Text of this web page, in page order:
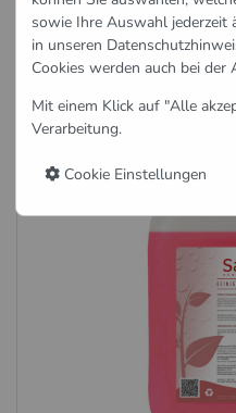
Zurück zu "Sanitärreiniger"
SaniHeld
sowie Ihre Auswahl jederzeit
in unseren
Cookies werden auch bei
Mit einem Klick auf "Alle
Verarbeitung.
Cookie Einstellungen